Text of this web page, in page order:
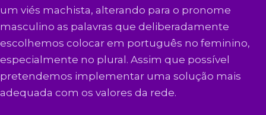
um viés machista, alterando para o pronome
masculino as palavras que deliberadamente
escolhemos colocar em português no feminino,
especialmente no plural. Assim que possível
pretendemos implementar uma solução mais
adequada com os valores da rede.